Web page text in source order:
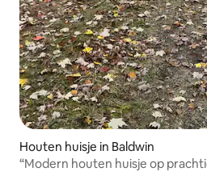
Houten huisje in Baldwin
“Modern houten huisje op